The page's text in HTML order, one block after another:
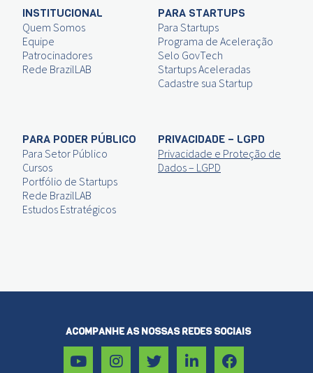
INSTITUCIONAL
Quem Somos
Equipe
Patrocinadores
Rede BrazilLAB
PARA STARTUPS
Para Startups
Programa de Aceleração
Selo GovTech
Startups Aceleradas
Cadastre sua Startup
PARA PODER PÚBLICO
Para Setor Público
Cursos
Portfólio de Startups
Rede BrazilLAB
Estudos Estratégicos
PRIVACIDADE – LGPD
Privacidade e Proteção de
Dados – LGPD
ACOMPANHE AS NOSSAS REDES SOCIAIS